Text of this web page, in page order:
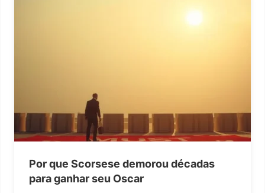
Por que Scorsese demorou décadas
para ganhar seu Oscar